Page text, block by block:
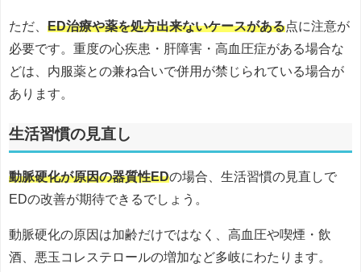
ただ、 ED治療や薬を処方出来ないケースがある点に注意が
必要です。重度の心疾患・肝障害・高血圧症がある場合な
どは、内服薬との兼ね合いで併用が禁じられている場合が
あります。
生活習慣の見直し
動脈硬化が原因の器質性EDの場合、生活習慣の見直しで
EDの改善が期待できるでしょう。
動脈硬化の原因は加齢だけではなく、高血圧や喫煙・飲
酒、悪玉コレステロールの増加など多岐にわたります。